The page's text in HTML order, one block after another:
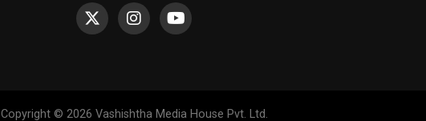
Copyright © 2026 Vashishtha Media House Pvt. Ltd.